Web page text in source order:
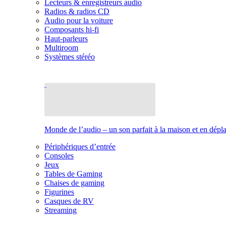
Lecteurs & enregistreurs audio
Radios & radios CD
Audio pour la voiture
Composants hi-fi
Haut-parleurs
Multiroom
Systèmes stéréo
Monde de l’audio – un son parfait à la maison et en
Périphériques d’entrée
Consoles
Jeux
Tables de Gaming
Chaises de gaming
Figurines
Casques de RV
Streaming